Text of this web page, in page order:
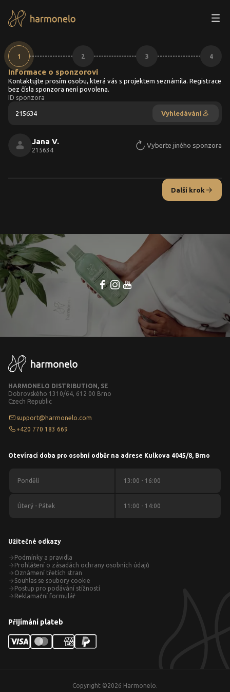
1 2 3 4
Informace o sponzorovi
Kontaktujte prosím osobu, která vás s projektem seznámila. Registrace
bez čísla sponzora není povolena.
ID sponzora
Vyhledávání
Jana V.
215634
Vyberte jiného sponzora
Další krok
HARMONELO DISTRIBUTION, SE
Dobrovského 1310/64, 612 00 Brno
Czech Republic
support@harmonelo.com
+420 770 183 669
Otevírací doba pro osobní odběr na adrese Kulkova 4045/8, Brno
Pondělí 13:00 - 16:00
Úterý - Pátek 11:00 - 14:00
Užitečné odkazy
Podmínky a pravidla
Prohlášení o zásadách ochrany osobních údajů
Oznámení třetích stran
Souhlas se soubory cookie
Postup pro podávání stížností
Reklamační formulář
Přijímání plateb
Copyright ©2026 Harmonelo.